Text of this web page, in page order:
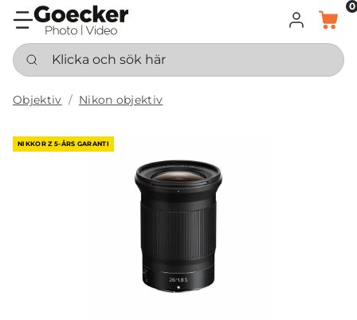
LOGGA IN
KORG
0
Klicka och sök här
Objektiv Nikon objektiv
NIKKOR Z 5-ÅRS GARANTI